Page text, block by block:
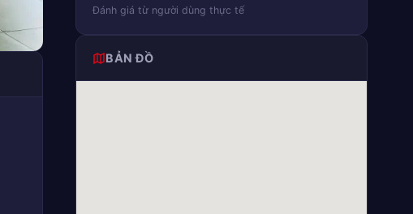
Đánh giá từ người dùng thực tế
BẢN ĐỒ